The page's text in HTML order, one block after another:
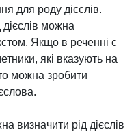
для роду дієслів.
дієслів можна
Якщо в реченні є
які вказують на
можна зробити
визначити рід дієслів